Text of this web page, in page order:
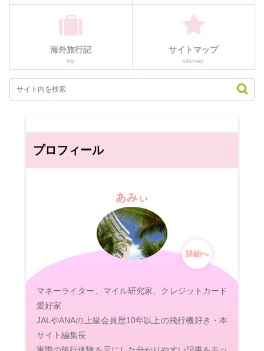
海外旅行記
trip
サイトマップ
sitemap
プロフィール
あみぃ
マネーライター、マイル研究家、クレジットカード
愛好家
JALやANAの上級会員歴10年以上の飛行機好き・本
サイト編集長
詳細へ